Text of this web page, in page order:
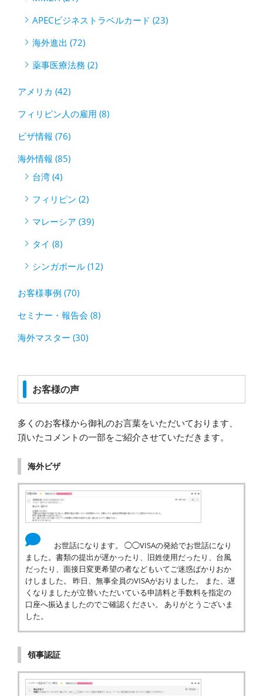
APECビジネストラベルカード (23)
海外進出 (72)
薬事医療法務 (2)
アメリカ (42)
フィリピン人の雇用 (8)
ビザ情報 (76)
海外情報 (85)
台湾 (4)
フィリピン (2)
マレーシア (39)
タイ (8)
シンガポール (12)
お客様事例 (70)
セミナー・報告会 (8)
海外マスター (30)
お客様の声
多くのお客様から御礼のお言葉をいただいております、
頂いたコメントの一部をご紹介させていただきます。
海外ビザ
お世話になります。 ◯◯VISAの発給でお世話になり
ました。書類の提出が遅かったり、旧姓使用だったり、台風
だったり、面接日変更希望の者などもいてご迷惑ばかりおか
けしました。 昨日、無事全員のVISAがおりました。 また、遅
くなりましたが立替いただいている申請料と手数料を指定の
口座へ振込ましたのでご確認ください。 ありがとうございま
した。
領事認証